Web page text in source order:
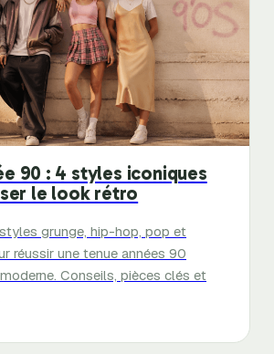
90 : 4 styles iconiques
le look rétro
grunge, hip-hop, pop et
réussir une tenue années 90
Conseils, pièces clés et